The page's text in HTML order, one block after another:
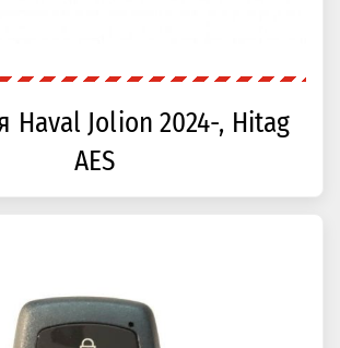
Haval Jolion 2024-, Hitag
AES